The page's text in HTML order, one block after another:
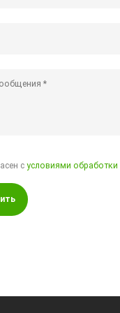
сусловиями обработки